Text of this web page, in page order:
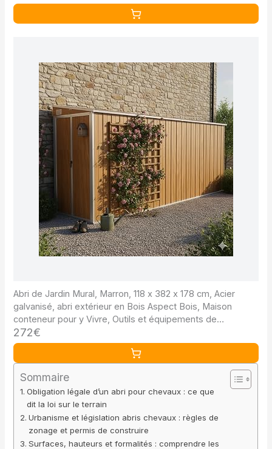
Abri de Jardin Mural, Marron, 118 x 382 x 178 cm, Acier
galvanisé, abri extérieur en Bois Aspect Bois, Maison
conteneur pour y Vivre, Outils et équipements de
Jardinage
272€
Sommaire
Obligation légale d’un abri pour chevaux : ce que
dit la loi sur le terrain
Urbanisme et législation abris chevaux : règles de
zonage et permis de construire
Surfaces, hauteurs et formalités : comprendre les